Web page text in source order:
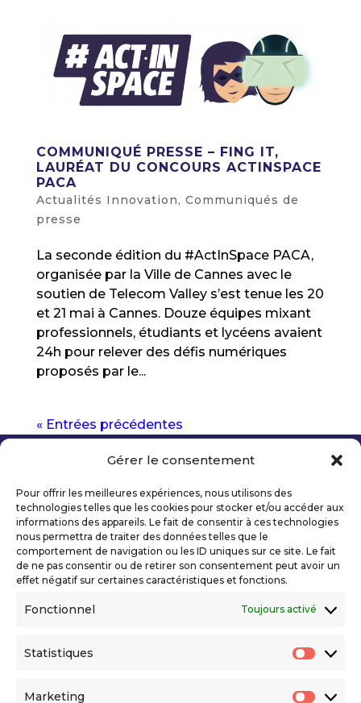
Gérer le consentement
Pour offrir les meilleures expériences, nous utilisons des
technologies telles que les cookies pour stocker et/ou accéder aux
informations des appareils. Le fait de consentir à ces technologies
nous permettra de traiter des données telles que le
comportement de navigation ou les ID uniques sur ce site. Le fait
de ne pas consentir ou de retirer son consentement peut avoir un
effet négatif sur certaines caractéristiques et fonctions.
Fonctionnel Toujours activé
Statistiques
Marketing
COMMUNIQUÉ PRESSE – FING IT,
LAURÉAT DU CONCOURS ACTINSPACE
PACA
Actualités Innovation, Communiqués de
presse
La seconde édition du #ActInSpace PACA,
organisée par la Ville de Cannes avec le
soutien de Telecom Valley s’est tenue les 20
et 21 mai à Cannes. Douze équipes mixant
professionnels, étudiants et lycéens avaient
24h pour relever des défis numériques
proposés par le...
« Entrées précédentes
Mentions légales
Politique de confidentialité
Déclaration d’accessibilité numérique
Ils nous soutiennent